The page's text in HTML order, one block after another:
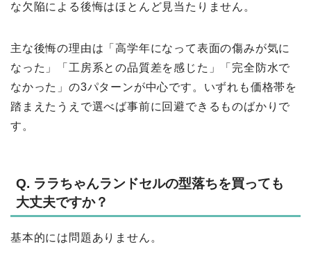
な欠陥による後悔はほとんど見当たりません。
主な後悔の理由は「高学年になって表面の傷みが気に
なった」「工房系との品質差を感じた」「完全防水で
なかった」の3パターンが中心です。いずれも価格帯を
踏まえたうえで選べば事前に回避できるものばかりで
す。
Q. ララちゃんランドセルの型落ちを買っても
大丈夫ですか？
基本的には問題ありません。